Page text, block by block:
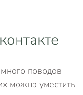
поводов
можно уместить